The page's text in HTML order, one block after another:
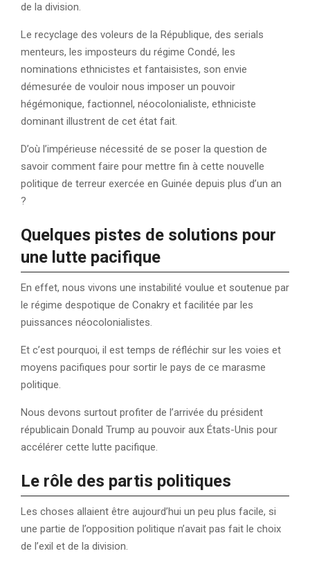
de la division.
Le recyclage des voleurs de la République, des serials
menteurs, les imposteurs du régime Condé, les
nominations ethnicistes et fantaisistes, son envie
démesurée de vouloir nous imposer un pouvoir
hégémonique, factionnel, néocolonialiste, ethniciste
dominant illustrent de cet état fait.
D’où l’impérieuse nécessité de se poser la question de
savoir comment faire pour mettre fin à cette nouvelle
politique de terreur exercée en Guinée depuis plus d’un an
?
Quelques pistes de solutions pour
une lutte pacifique
En effet, nous vivons une instabilité voulue et soutenue par
le régime despotique de Conakry et facilitée par les
puissances néocolonialistes.
Et c’est pourquoi, il est temps de réfléchir sur les voies et
moyens pacifiques pour sortir le pays de ce marasme
politique.
Nous devons surtout profiter de l’arrivée du président
républicain Donald Trump au pouvoir aux États-Unis pour
accélérer cette lutte pacifique.
Le rôle des partis politiques
Les choses allaient être aujourd’hui un peu plus facile, si
une partie de l’opposition politique n’avait pas fait le choix
de l’exil et de la division.